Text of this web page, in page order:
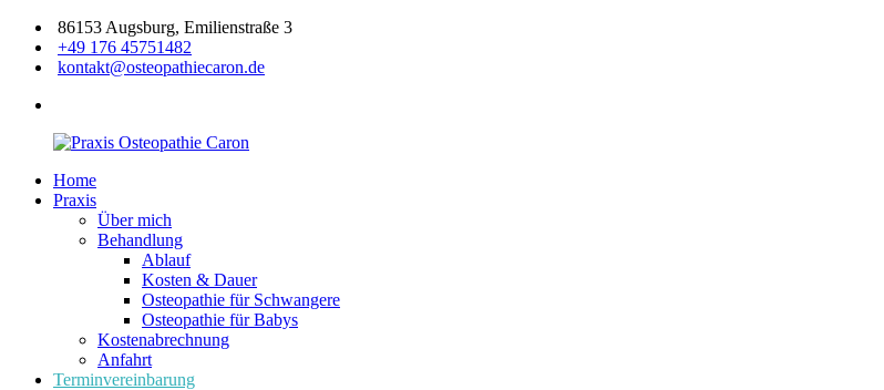
Zum
Inhalt
springen
86153 Augsburg, Emilienstraße 3
+49 176 45751482
kontakt@osteopathiecaron.de
Praxis
Osteopathie
Zertifizierte
Osteopathin
Home
Praxis
Über mich
Behandlung
Ablauf
Kosten & Dauer
Osteopathie für Schwangere
Osteopathie für Babys
Kostenabrechnung
Anfahrt
Terminvereinbarung